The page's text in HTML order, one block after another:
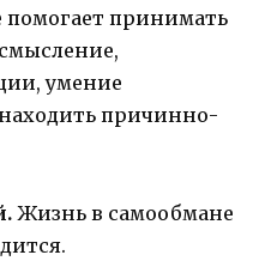
принимать
умение
причинно-
Жизнь в самообмане